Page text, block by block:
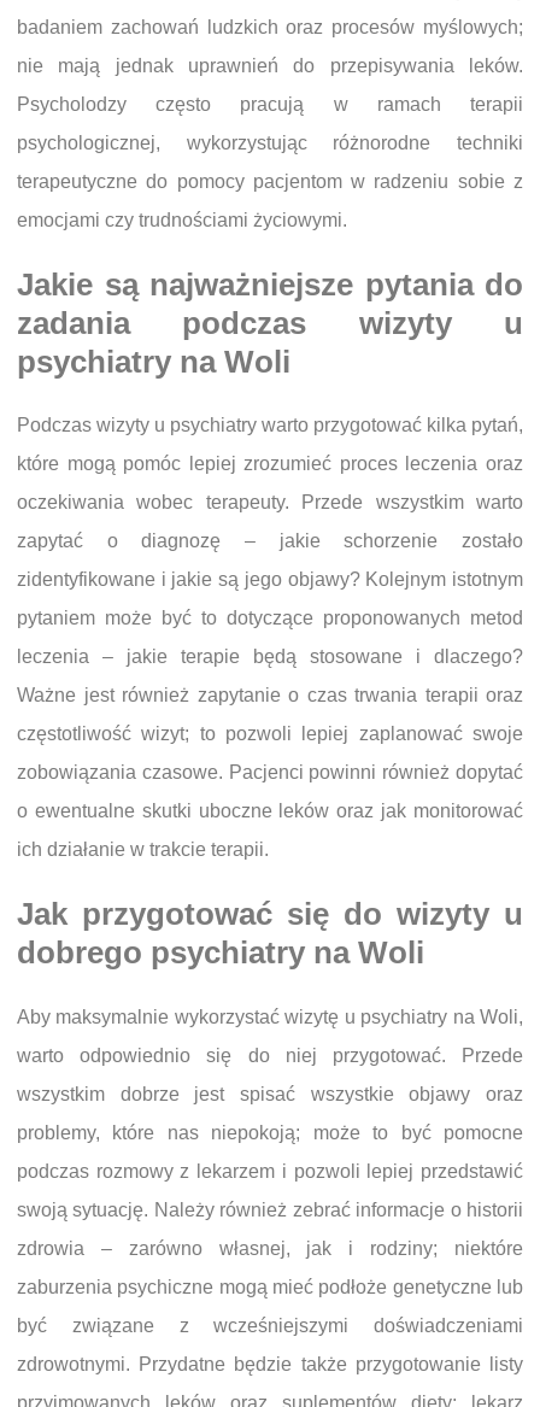
badaniem zachowań ludzkich oraz procesów myślowych;
nie mają jednak uprawnień do przepisywania leków.
Psycholodzy często pracują w ramach terapii
psychologicznej, wykorzystując różnorodne techniki
terapeutyczne do pomocy pacjentom w radzeniu sobie z
emocjami czy trudnościami życiowymi.
Jakie są najważniejsze pytania do
zadania podczas wizyty u
psychiatry na Woli
Podczas wizyty u psychiatry warto przygotować kilka pytań,
które mogą pomóc lepiej zrozumieć proces leczenia oraz
oczekiwania wobec terapeuty. Przede wszystkim warto
zapytać o diagnozę – jakie schorzenie zostało
zidentyfikowane i jakie są jego objawy? Kolejnym istotnym
pytaniem może być to dotyczące proponowanych metod
leczenia – jakie terapie będą stosowane i dlaczego?
Ważne jest również zapytanie o czas trwania terapii oraz
częstotliwość wizyt; to pozwoli lepiej zaplanować swoje
zobowiązania czasowe. Pacjenci powinni również dopytać
o ewentualne skutki uboczne leków oraz jak monitorować
ich działanie w trakcie terapii.
Jak przygotować się do wizyty u
dobrego psychiatry na Woli
Aby maksymalnie wykorzystać wizytę u psychiatry na Woli,
warto odpowiednio się do niej przygotować. Przede
wszystkim dobrze jest spisać wszystkie objawy oraz
problemy, które nas niepokoją; może to być pomocne
podczas rozmowy z lekarzem i pozwoli lepiej przedstawić
swoją sytuację. Należy również zebrać informacje o historii
zdrowia – zarówno własnej, jak i rodziny; niektóre
zaburzenia psychiczne mogą mieć podłoże genetyczne lub
być związane z wcześniejszymi doświadczeniami
zdrowotnymi. Przydatne będzie także przygotowanie listy
przyjmowanych leków oraz suplementów diety; lekarz